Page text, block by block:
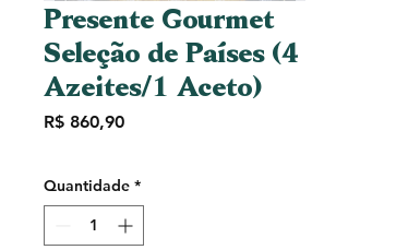
Presente Gourmet
Seleção de Países (4
Azeites/1 Aceto)
R$ 860,90Preço
Quantidade *